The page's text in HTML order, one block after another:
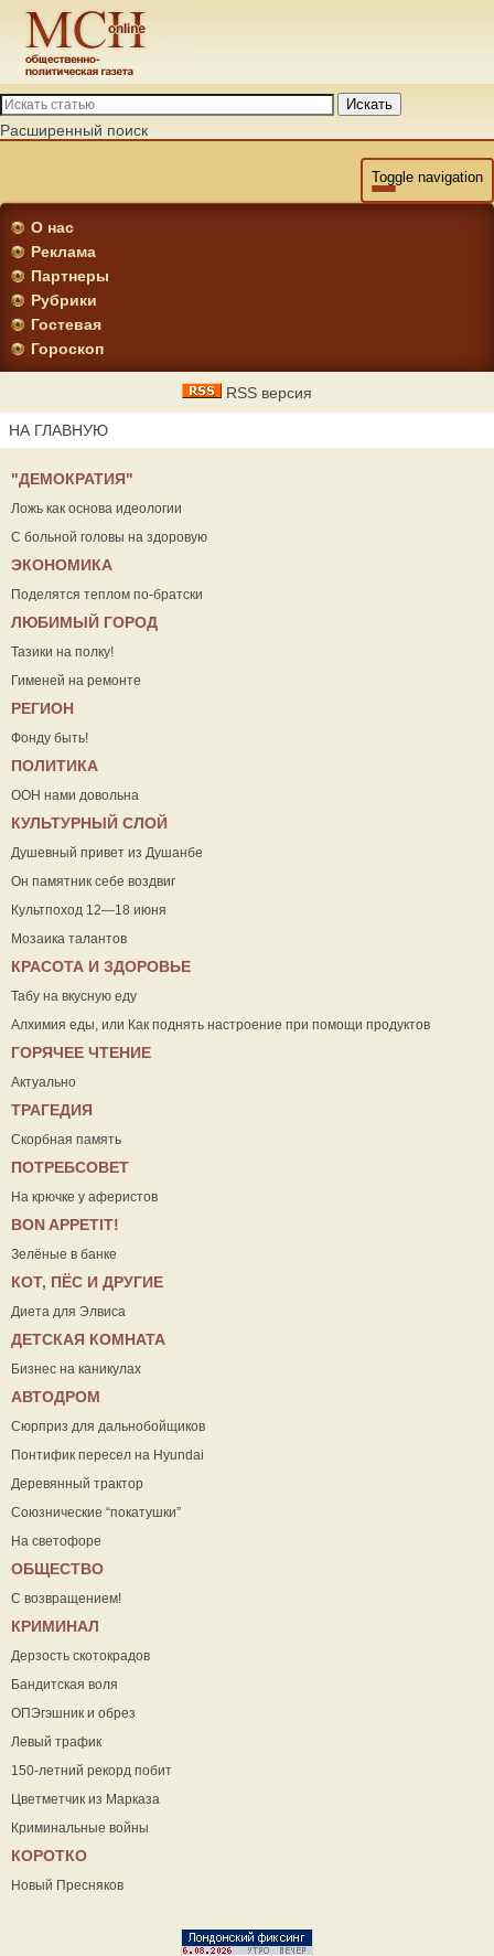
Искать
Расширенный поиск
Toggle navigation
О нас
Реклама
Партнеры
Рубрики
Гостевая
Гороскоп
RSS версия
НА ГЛАВНУЮ
"ДЕМОКРАТИЯ"
Ложь как основа идеологии
С больной головы на здоровую
ЭКОНОМИКА
Поделятся теплом по-братски
ЛЮБИМЫЙ ГОРОД
Тазики на полку!
Гименей на ремонте
РЕГИОН
Фонду быть!
ПОЛИТИКА
ООН нами довольна
КУЛЬТУРНЫЙ СЛОЙ
Душевный привет из Душанбе
Он памятник себе воздвиг
Культпоход 12—18 июня
Мозаика талантов
КРАСОТА И ЗДОРОВЬЕ
Табу на вкусную еду
Алхимия еды, или Как поднять настроение при помощи продуктов
ГОРЯЧЕЕ ЧТЕНИЕ
Актуально
ТРАГЕДИЯ
Скорбная память
ПОТРЕБСОВЕТ
На крючке у аферистов
ВON APPETIT!
Зелёные в банке
КОТ, ПЁС И ДРУГИЕ
Диета для Элвиса
ДЕТСКАЯ КОМНАТА
Бизнес на каникулах
АВТОДРОМ
Сюрприз для дальнобойщиков
Понтифик пересел на Hyundai
Деревянный трактор
Союзнические “покатушки”
На светофоре
ОБЩЕСТВО
С возвращением!
КРИМИНАЛ
Дерзость скотокрадов
Бандитская воля
ОПЭгэшник и обрез
Левый трафик
150-летний рекорд побит
Цветметчик из Марказа
Криминальные войны
КОРОТКО
Новый Пресняков